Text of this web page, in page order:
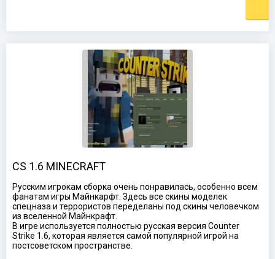
CS 1.6 MINECRAFT
Русским игрокам сборка очень понравилась, особенно всем
фанатам игры Майнкарфт. Здесь все скины моделек
спецназа и террористов переделаны под скины человечком
из вселенной Майнкрафт.
В игре используется полностью русская версия Counter
Strike 1.6, которая является самой популярной игрой на
постсоветском пространстве.